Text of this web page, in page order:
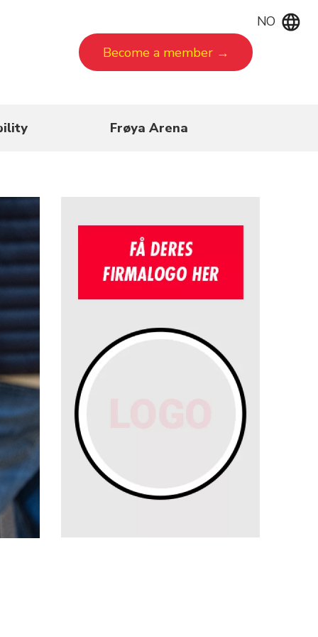
NO
Become a member →
Frøya Arena